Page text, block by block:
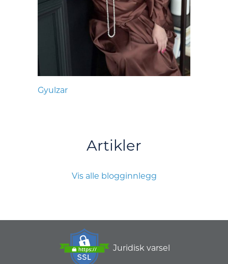
Gyulzar
Artikler
Vis alle blogginnlegg
Juridisk varsel